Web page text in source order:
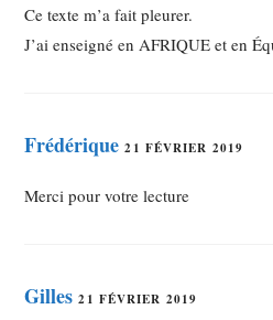
Ce texte m’a fait pleurer.
J’ai enseigné en AFRIQUE et en
Frédérique 21 FÉVRIER 2019
Merci pour votre lecture
Gilles 21 FÉVRIER 2019